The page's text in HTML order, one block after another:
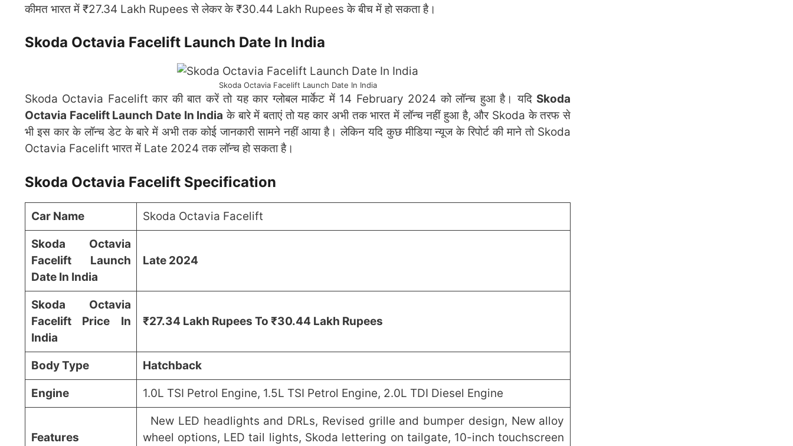
कीमत भारत में ₹27.34 Lakh Rupees से लेकर के ₹30.44 Lakh Rupees के बीच में हो सकता है।
Skoda Octavia Facelift Launch Date In India
Skoda Octavia Facelift Launch Date In India
Skoda Octavia Facelift कार की बात करें तो यह कार ग्लोबल मार्केट में 14 February 2024 को लॉन्च हुआ है। यदि Skoda
Octavia Facelift Launch Date In India के बारे में बताएं तो यह कार अभी तक भारत में लॉन्च नहीं हुआ है, और Skoda के तरफ से
भी इस कार के लॉन्च डेट के बारे में अभी तक कोई जानकारी सामने नहीं आया है। लेकिन यदि कुछ मीडिया न्यूज के रिपोर्ट की माने तो Skoda
Octavia Facelift भारत में Late 2024 तक लॉन्च हो सकता है।
Skoda Octavia Facelift Specification
Car Name Skoda Octavia Facelift
Skoda Octavia
Facelift Launch
Date In India
Late 2024
Skoda Octavia
Facelift Price In
India
₹27.34 Lakh Rupees To ₹30.44 Lakh Rupees
Body Type Hatchback
Engine 1.0L TSI Petrol Engine, 1.5L TSI Petrol Engine, 2.0L TDI Diesel Engine
Features
New LED headlights and DRLs, Revised grille and bumper design, New alloy
wheel options, LED tail lights, Skoda lettering on tailgate, 10-inch touchscreen